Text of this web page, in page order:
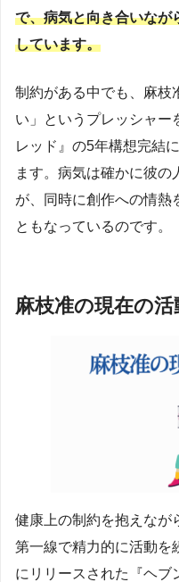
で、病気と向き合いなが
しています。
制約がある中でも、麻枝
い」というプレッシャー
レッド』の5年構想完結
ます。病気は確かに彼の
が、同時に創作への情熱
ともなっているのです。
麻枝准の現在の活
健康上の制約を抱えなが
第一線で精力的に活動を
にリリースされた『ヘブ